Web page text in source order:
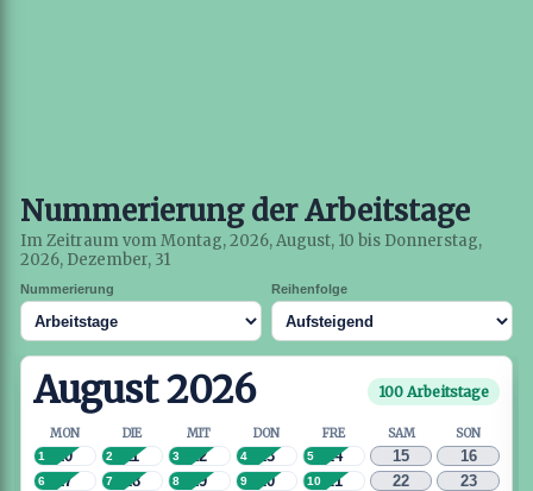
Nummerierung der Arbeitstage
Im Zeitraum vom Montag, 2026, August, 10 bis Donnerstag,
2026, Dezember, 31
Nummerierung Reihenfolge
August 2026 100 Arbeitstage
MON DIE MIT DON FRE SAM SON
10
1 11
2 12
3 13
4 14
5 15
16
17
6 18
7 19
8 20
9 21
10 22
23